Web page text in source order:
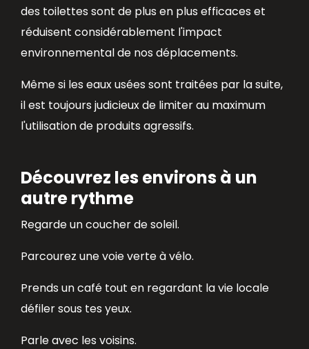
des toilettes sont de plus en plus efficaces et
réduisent considérablement l'impact
environnemental de nos déplacements.
Même si les eaux usées sont traitées par la suite,
il est toujours judicieux de limiter au maximum
l'utilisation de produits agressifs.
Découvrez les environs à un
autre rythme
Regarde un coucher de soleil.
Parcourez une voie verte à vélo.
Prends un café tout en regardant la vie locale
défiler sous tes yeux.
Parle avec les voisins.